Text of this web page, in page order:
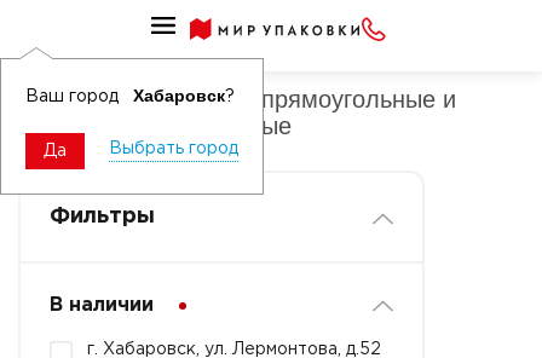
Ваш город Хабаровск?
Да Выбрать город
Крышки к ПП банкам прямоугольные и квадратные
Крышки к ПП банкам прямоугольные и
квадратные прозрачные
Фильтры
В наличии
г. Хабаровск, ул. Лермонтова, д.52